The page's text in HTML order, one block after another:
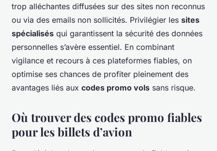
trop alléchantes diffusées sur des sites non reconnus
ou via des emails non sollicités. Privilégier les sites
spécialisés qui garantissent la sécurité des données
personnelles s’avère essentiel. En combinant
vigilance et recours à ces plateformes fiables, on
optimise ses chances de profiter pleinement des
avantages liés aux codes promo vols sans risque.
Où trouver des codes promo fiables
pour les billets d’avion